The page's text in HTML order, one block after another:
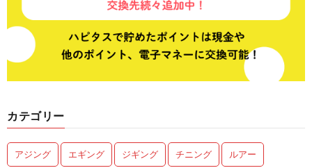
カテゴリー
アジング エギング ジギング チニング ルアー